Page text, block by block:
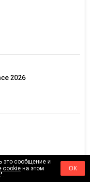
2026
это сообщение и
cookie на этом
ОК